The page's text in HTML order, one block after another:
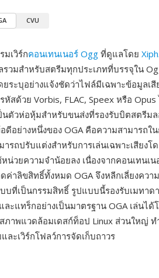
CVU
มเวิร์กคอนเทนเนอร์ Ogg ที่ดูแลโดย
วมสำหรับสตรีมทุกประเภทที่บรรจุใน
ระบุอย่างแจ้งชัดว่าไฟล์มีเฉพาะข้อมูลเสี
หัสด้วย Vorbis, FLAC, Speex หรือ
นตัวห่อหุ้มสำหรับขนส่งที่รองรับบิตสตรีม
อย่างหนึ่งของ OGA คือความสามารถใ
ถปรับแต่งสำหรับการเล่นเฉพาะเสียงโ
วยความจำน้อยลง เนื่องจากคอนเทนเน
ค่าลิขสิทธิ์ทั้งหมด OGA จึงหลีกเลี่ยงคว
ที่เป็นกรรมสิทธิ์ รูปแบบนี้รองรับเมทาด
แทร็กอย่างเป็นมาตรฐาน OGA เล่นได้
สภาพแวดล้อมเดสก์ท็อป Linux ส่วนใหญ่ ท
ละเวิร์กโฟลว์การจัดเก็บถาวร